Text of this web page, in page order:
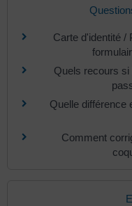
Carte d'identité /
Quels recours si
Quelle différence
Comment